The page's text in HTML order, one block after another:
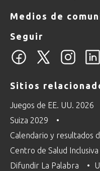
Medios de
Seguir
Sitios
Juegos de EE. UU. 2026
Suiza 2029
Calendario y resultados
Centro de Salud Inclusiva
Difundir La Palabra